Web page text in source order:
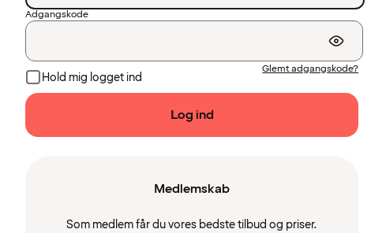
Adgangskode
Hold mig logget ind
Glemt adgangskode?
Log ind
Medlemskab
Som medlem får du vores bedste tilbud og priser.